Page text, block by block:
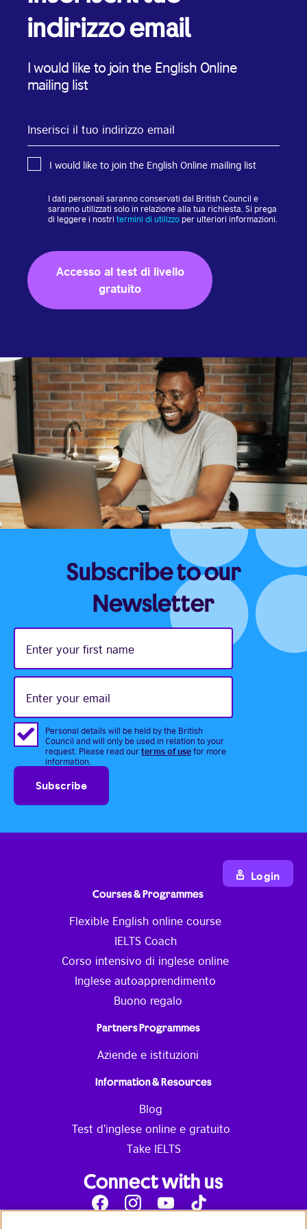
indirizzo email
I would like to join the English Online
mailing list
il
tuo
indirizzo
email
I would like to join the English Online mailing list
I dati personali saranno conservati dal British Council e
saranno utilizzati solo in relazione alla tua richiesta. Si prega
di leggere i nostri termini di utilizzo per ulteriori informazioni.
Subscribe to our
Newsletter
Enter
your
name
Enter
your
Personal details will be held by the British
Council and will only be used in relation to your
request. Please read ourterms of usefor more
information.
Courses & Programmes
Flexible English online course
IELTS Coach
Corso intensivo di inglese online
Inglese autoapprendimento
Buono regalo
Partners Programmes
Aziende e istituzioni
Information & Resources
Blog
Test d’inglese online e gratuito
Take IELTS
Login
Connect with us
FacebookInstagramYoutube
Tik
Tok